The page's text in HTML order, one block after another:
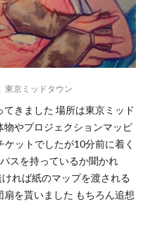
東京ミッドタウン
きました 場所は東京ミッド
物やプロジェクションマッピ
ットでしたが10分前に着く
スを持っているか聞かれ
れば紙のマップを渡される
を貰いました もちろん追想